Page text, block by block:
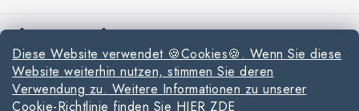
Diese Website verwendet 🍪Cookies🍪. Wenn Sie diese
Website weiterhin nutzen, stimmen Sie deren
Verwendung zu. Weitere Informationen zu unserer
Cookie-Richtlinie finden Sie HIER ZDE
u
ß Informationen für Sie
Reklamationen und Rücksendungen
Richtlinien zur Verwendung von Cookies